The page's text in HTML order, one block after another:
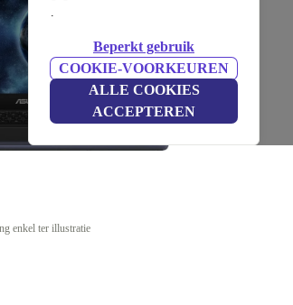
.
Beperkt gebruik
COOKIE-VOORKEUREN
ALLE COOKIES
ACCEPTEREN
enkel ter illustratie